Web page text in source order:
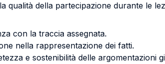
qualità della partecipazione durante le
con la traccia assegnata.
nella rappresentazione dei fatti.
e sostenibilità delle argomentazioni